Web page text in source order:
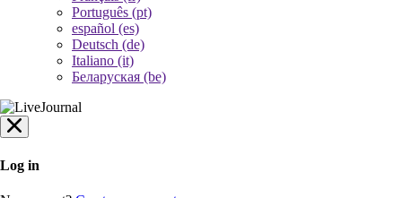
Português (pt)
español (es)
Deutsch (de)
Italiano (it)
Беларуская (be)
Log in